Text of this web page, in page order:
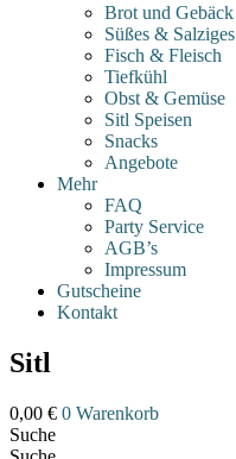
Brot und Gebäck
Süßes & Salziges
Fisch & Fleisch
Tiefkühl
Obst & Gemüse
Sitl Speisen
Snacks
Angebote
Mehr
FAQ
Party Service
AGB’s
Impressum
Gutscheine
Kontakt
Sitl
0,00 € 0 Warenkorb
Suche